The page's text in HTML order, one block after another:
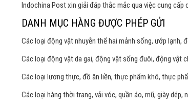
Indochina Post xin giải đáp thắc mắc qua việc cung
DANH MỤC HÀNG ĐƯỢC PHÉP GỬI
Các loại động vật nhuyễn thể hai mảnh sống, ướp lạnh,
Các loại động vật da gai, động vật sống đuôi, động vật
Các loại lương thực, đồ ăn liền, thực phẩm khô, thực
Các loại hàng thời trang, vải vóc, quần áo, mũ, giày dép,